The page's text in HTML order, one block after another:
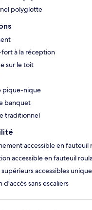
polyglotte
à la réception
sur le toit
pique-nique
banquet
traditionnel
accessible en fauteuil
accessible en fauteuil
supérieurs accessibles
d'accès sans escaliers